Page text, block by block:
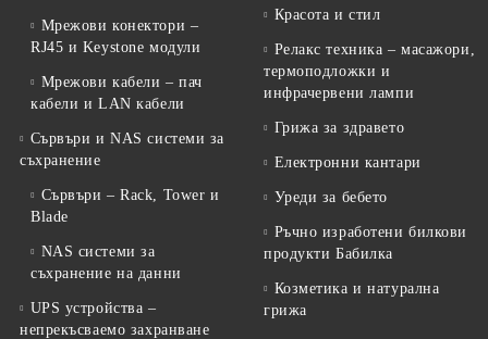
Мрежови конектори –
RJ45 и Keystone модули
Мрежови кабели – пач
кабели и LAN кабели
Сървъри и NAS системи за
съхранение
Сървъри – Rack, Tower и
Blade
NAS системи за
съхранение на данни
UPS устройства –
непрекъсваемо захранване
Красота и стил
Релакс техника – масажори,
термоподложки и
инфрачервени лампи
Грижа за здравето
Електронни кантари
Уреди за бебето
Ръчно изработени билкови
продукти Бабилка
Козметика и натурална
грижа